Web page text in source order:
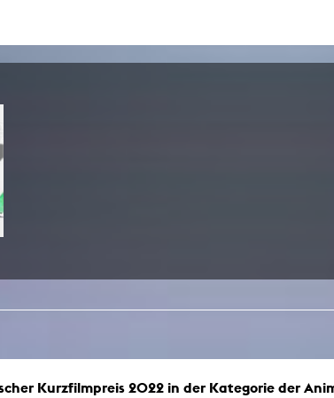
Kurzfilmpreis 2022 in der Kategorie der
AGG-Beschwerdestelle